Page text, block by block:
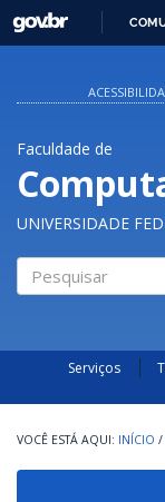
GOVBR
Faculdade de
UNIVERSIDADE
Serviços
INÍCIO /